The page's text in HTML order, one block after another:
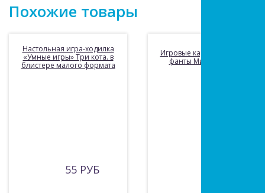
Похожие товары
Настольная игра-ходилка
«Умные игры» Три кота. в
блистере малого формата
55 РУБ
Игровые карточки детские
фанты Ми-ми-мишки.